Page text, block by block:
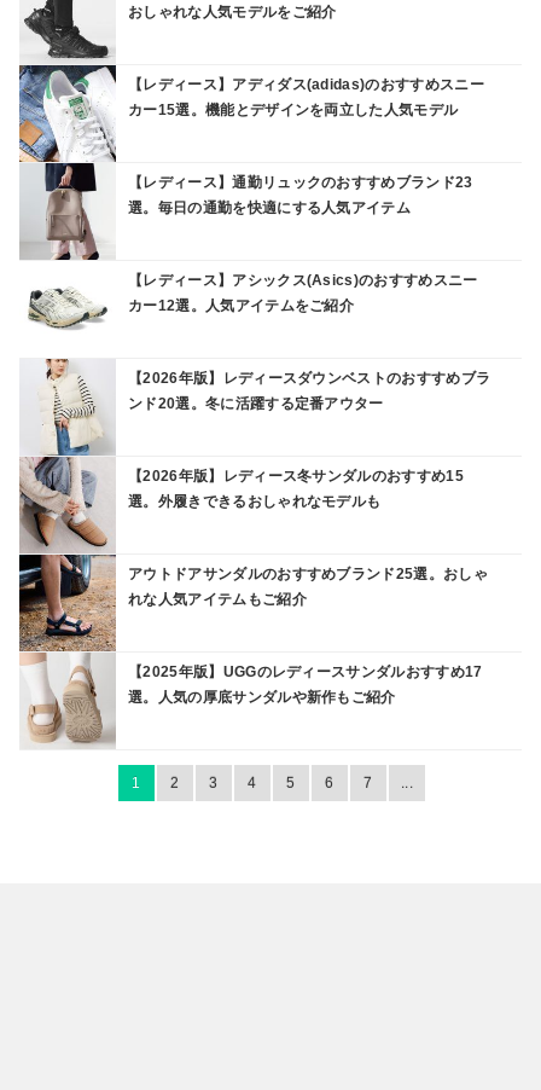
おしゃれな人気モデルをご紹介
【レディース】アディダス(adidas)のおすすめスニー
カー15選。機能とデザインを両立した人気モデル
【レディース】通勤リュックのおすすめブランド23
選。毎日の通勤を快適にする人気アイテム
【レディース】アシックス(Asics)のおすすめスニー
カー12選。人気アイテムをご紹介
【2026年版】レディースダウンベストのおすすめブラ
ンド20選。冬に活躍する定番アウター
【2026年版】レディース冬サンダルのおすすめ15
選。外履きできるおしゃれなモデルも
アウトドアサンダルのおすすめブランド25選。おしゃ
れな人気アイテムもご紹介
【2025年版】UGGのレディースサンダルおすすめ17
選。人気の厚底サンダルや新作もご紹介
1 2 3 4 5 6 7 ...